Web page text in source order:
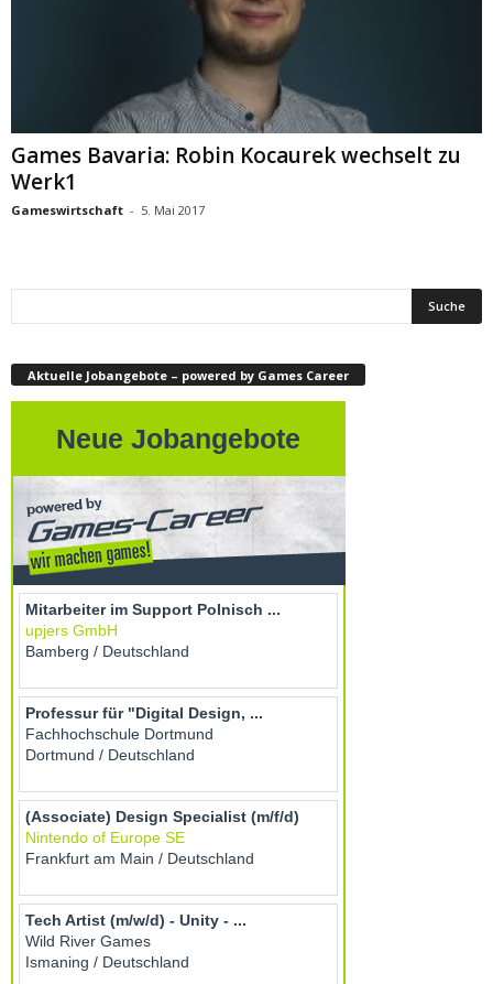
Games Bavaria: Robin Kocaurek wechselt zu
Werk1
Gameswirtschaft - 5. Mai 2017
Aktuelle Jobangebote – powered by Games Career